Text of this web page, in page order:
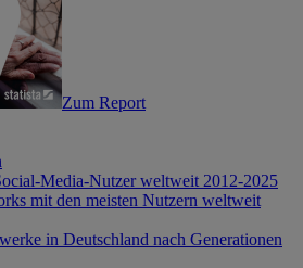
Zum Report
Media-Nutzer weltweit 2012-2025
mit den meisten Nutzern weltweit
in Deutschland nach Generationen